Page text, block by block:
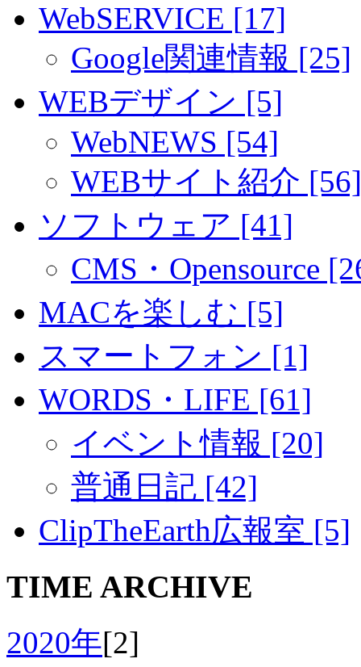
WebSERVICE [17]
Google関連情報 [25]
WEBデザイン [5]
WebNEWS [54]
WEBサイト紹介 [56]
ソフトウェア [41]
CMS・Opensource
MACを楽しむ [5]
スマートフォン [1]
WORDS・LIFE [61]
イベント情報 [20]
普通日記 [42]
ClipTheEarth広報室 [5]
TIME ARCHIVE
2020年[2]